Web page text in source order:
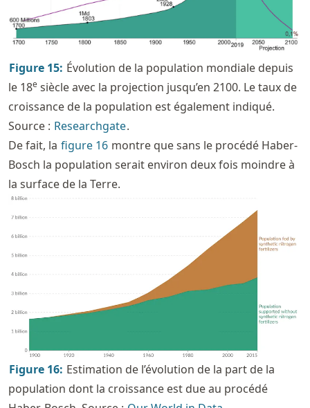
Figure 15: Évolution de la population mondiale depuis
le 18e siècle avec la projection jusqu’en 2100. Le taux de
croissance de la population est également indiqué.
Source : Researchgate.
De fait, la figure 16 montre que sans le procédé Haber-
Bosch la population serait environ deux fois moindre à
la surface de la Terre.
Figure 16: Estimation de l’évolution de la part de la
population dont la croissance est due au procédé